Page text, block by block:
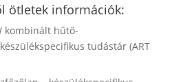
ötletek információk:
kombinált hűtő-
tudástár (ART